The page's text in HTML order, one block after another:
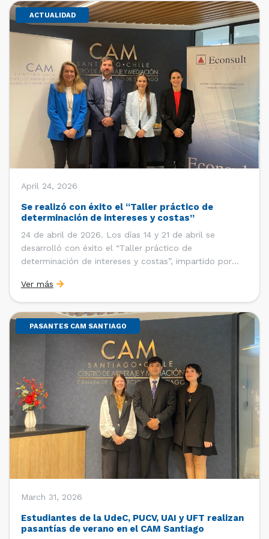
ACTUALIDAD
April 24, 2026
Se realizó con éxito el “Taller práctico de
determinación de intereses y costas”
24 de abril de 2026. Los días 14 y 21 de abril se
desarrolló con éxito el “Taller práctico de
determinación de intereses y costas”, impartido por
Universidad Católica de Chile y Magíster en Economía
de la Universidad de Chicago) y María Luisa Petitpas
[…]
Ver más
PASANTES CAM SANTIAGO
March 31, 2026
Estudiantes de la UdeC, PUCV, UAI y UFT realizan
pasantías de verano en el CAM Santiago